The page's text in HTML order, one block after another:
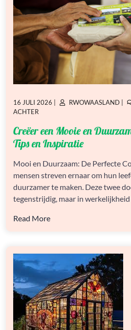
GEPLAATST
OP
16 JULI 2026
GEPLAATST
RWOWAASLAND
ACHTEROP
EEN
MOOIE
EN
LEEFOMGEVING:
TIPS
EN
INSPIRATIE
Creëer een Mooie en
Tips en Inspiratie
Mooi en Duurzaam: De Perfecte
mensen streven ernaar om hun
duurzamer te maken. Deze twee
tegenstrijdig, maar in
Read More